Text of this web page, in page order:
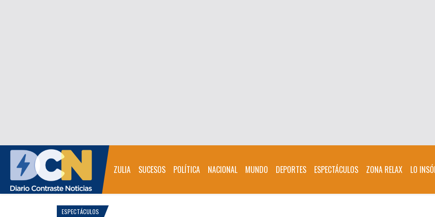
ZULIA SUCESOS POLÍTICA NACIONAL MUNDO DEPORTES ESPECTÁCULOS ZONA RELAX LO
ESPECTÁCULOS